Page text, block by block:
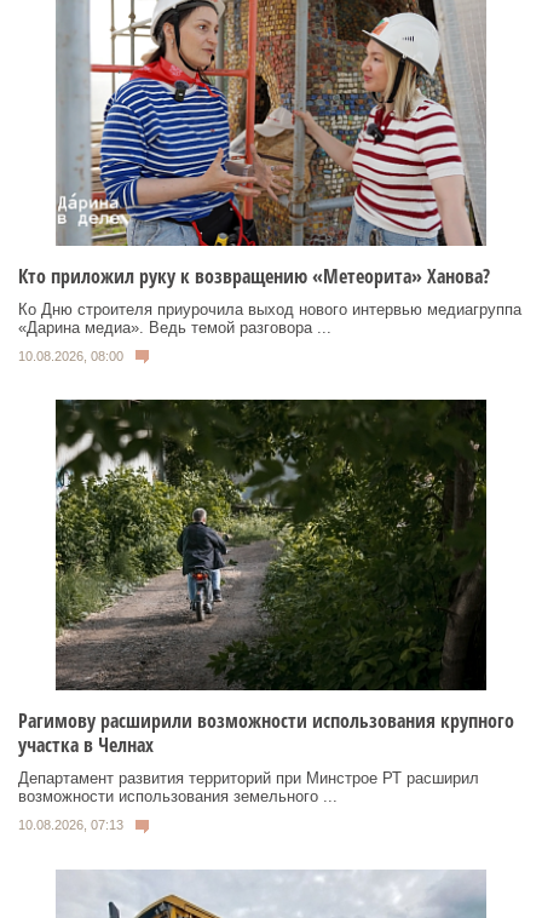
Кто приложил руку к возвращению «Метеорита» Ханова?
Ко Дню строителя приурочила выход нового интервью медиагруппа
«Дарина медиа». Ведь темой разговора ...
10.08.2026, 08:00
Рагимову расширили возможности использования крупного
участка в Челнах
Департамент развития территорий при Минстрое РТ расширил
возможности использования земельного ...
10.08.2026, 07:13